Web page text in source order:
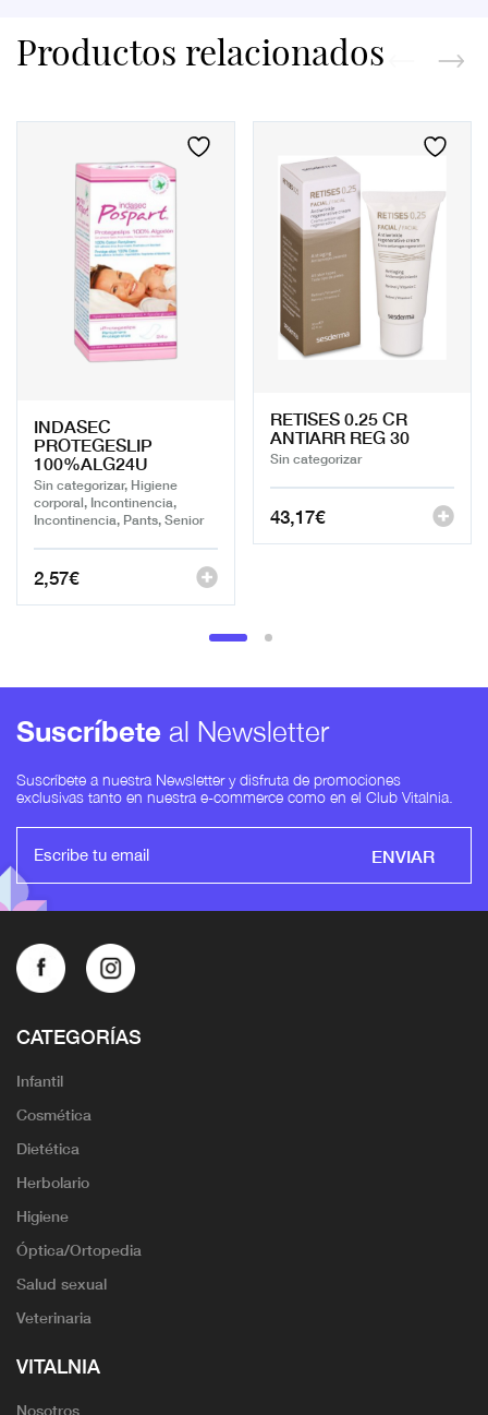
Productos relacionados
INDASEC
PROTEGESLIP
100%ALG24U
Sin categorizar, Higiene
corporal, Incontinencia,
Incontinencia, Pants, Senior
2,57€
RETISES 0.25 CR
ANTIARR REG 30
Sin categorizar
43,17€
Suscríbete al Newsletter
Suscríbete a nuestra Newsletter y disfruta de promociones
exclusivas tanto en nuestra e-commerce como en el Club Vitalnia.
ENVIAR
CATEGORÍAS
Infantil
Cosmética
Dietética
Herbolario
Higiene
Óptica/Ortopedia
Salud sexual
Veterinaria
VITALNIA
Nosotros